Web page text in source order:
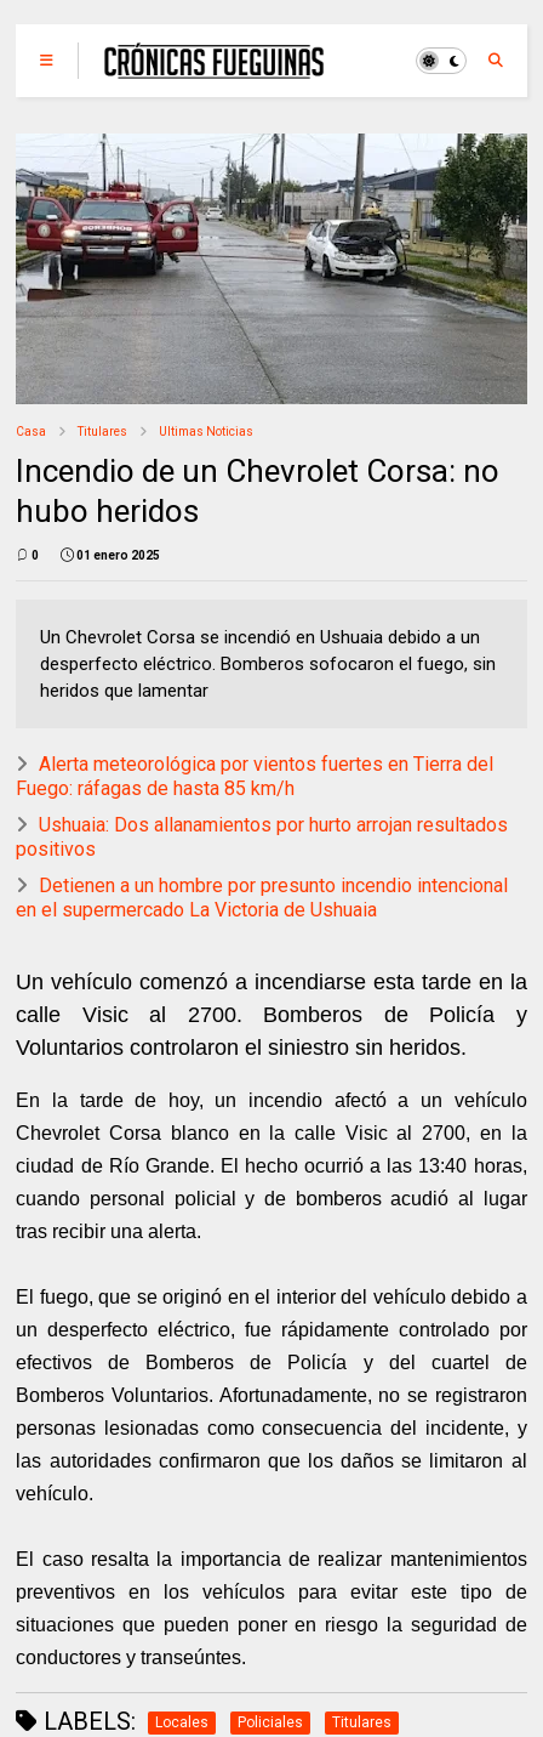
Casa Titulares Ultimas Noticias
Incendio de un Chevrolet Corsa: no
hubo heridos
0 01 enero 2025
Un Chevrolet Corsa se incendió en Ushuaia debido a un
desperfecto eléctrico. Bomberos sofocaron el fuego, sin
heridos que lamentar
Alerta meteorológica por vientos fuertes en Tierra del
Fuego: ráfagas de hasta 85 km/h
Ushuaia: Dos allanamientos por hurto arrojan resultados
positivos
Detienen a un hombre por presunto incendio intencional
en el supermercado La Victoria de Ushuaia
Un vehículo comenzó a incendiarse esta tarde en la
calle Visic al 2700. Bomberos de Policía y
Voluntarios controlaron el siniestro sin heridos.
En la tarde de hoy, un incendio afectó a un vehículo
Chevrolet Corsa blanco en la calle Visic al 2700, en la
ciudad de Río Grande. El hecho ocurrió a las 13:40 horas,
cuando personal policial y de bomberos acudió al lugar
tras recibir una alerta.
El fuego, que se originó en el interior del vehículo debido a
un desperfecto eléctrico, fue rápidamente controlado por
efectivos de Bomberos de Policía y del cuartel de
Bomberos Voluntarios. Afortunadamente, no se registraron
personas lesionadas como consecuencia del incidente, y
las autoridades confirmaron que los daños se limitaron al
vehículo.
El caso resalta la importancia de realizar mantenimientos
preventivos en los vehículos para evitar este tipo de
situaciones que pueden poner en riesgo la seguridad de
conductores y transeúntes.
LABELS: Locales Policiales Titulares